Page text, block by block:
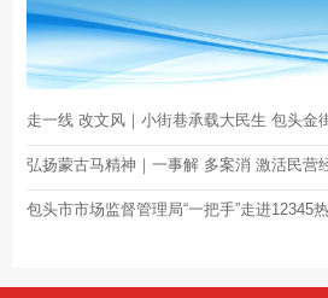
走一线 改文风｜小街巷承载大民生 包头金